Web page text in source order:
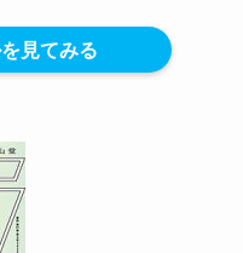
見てみる